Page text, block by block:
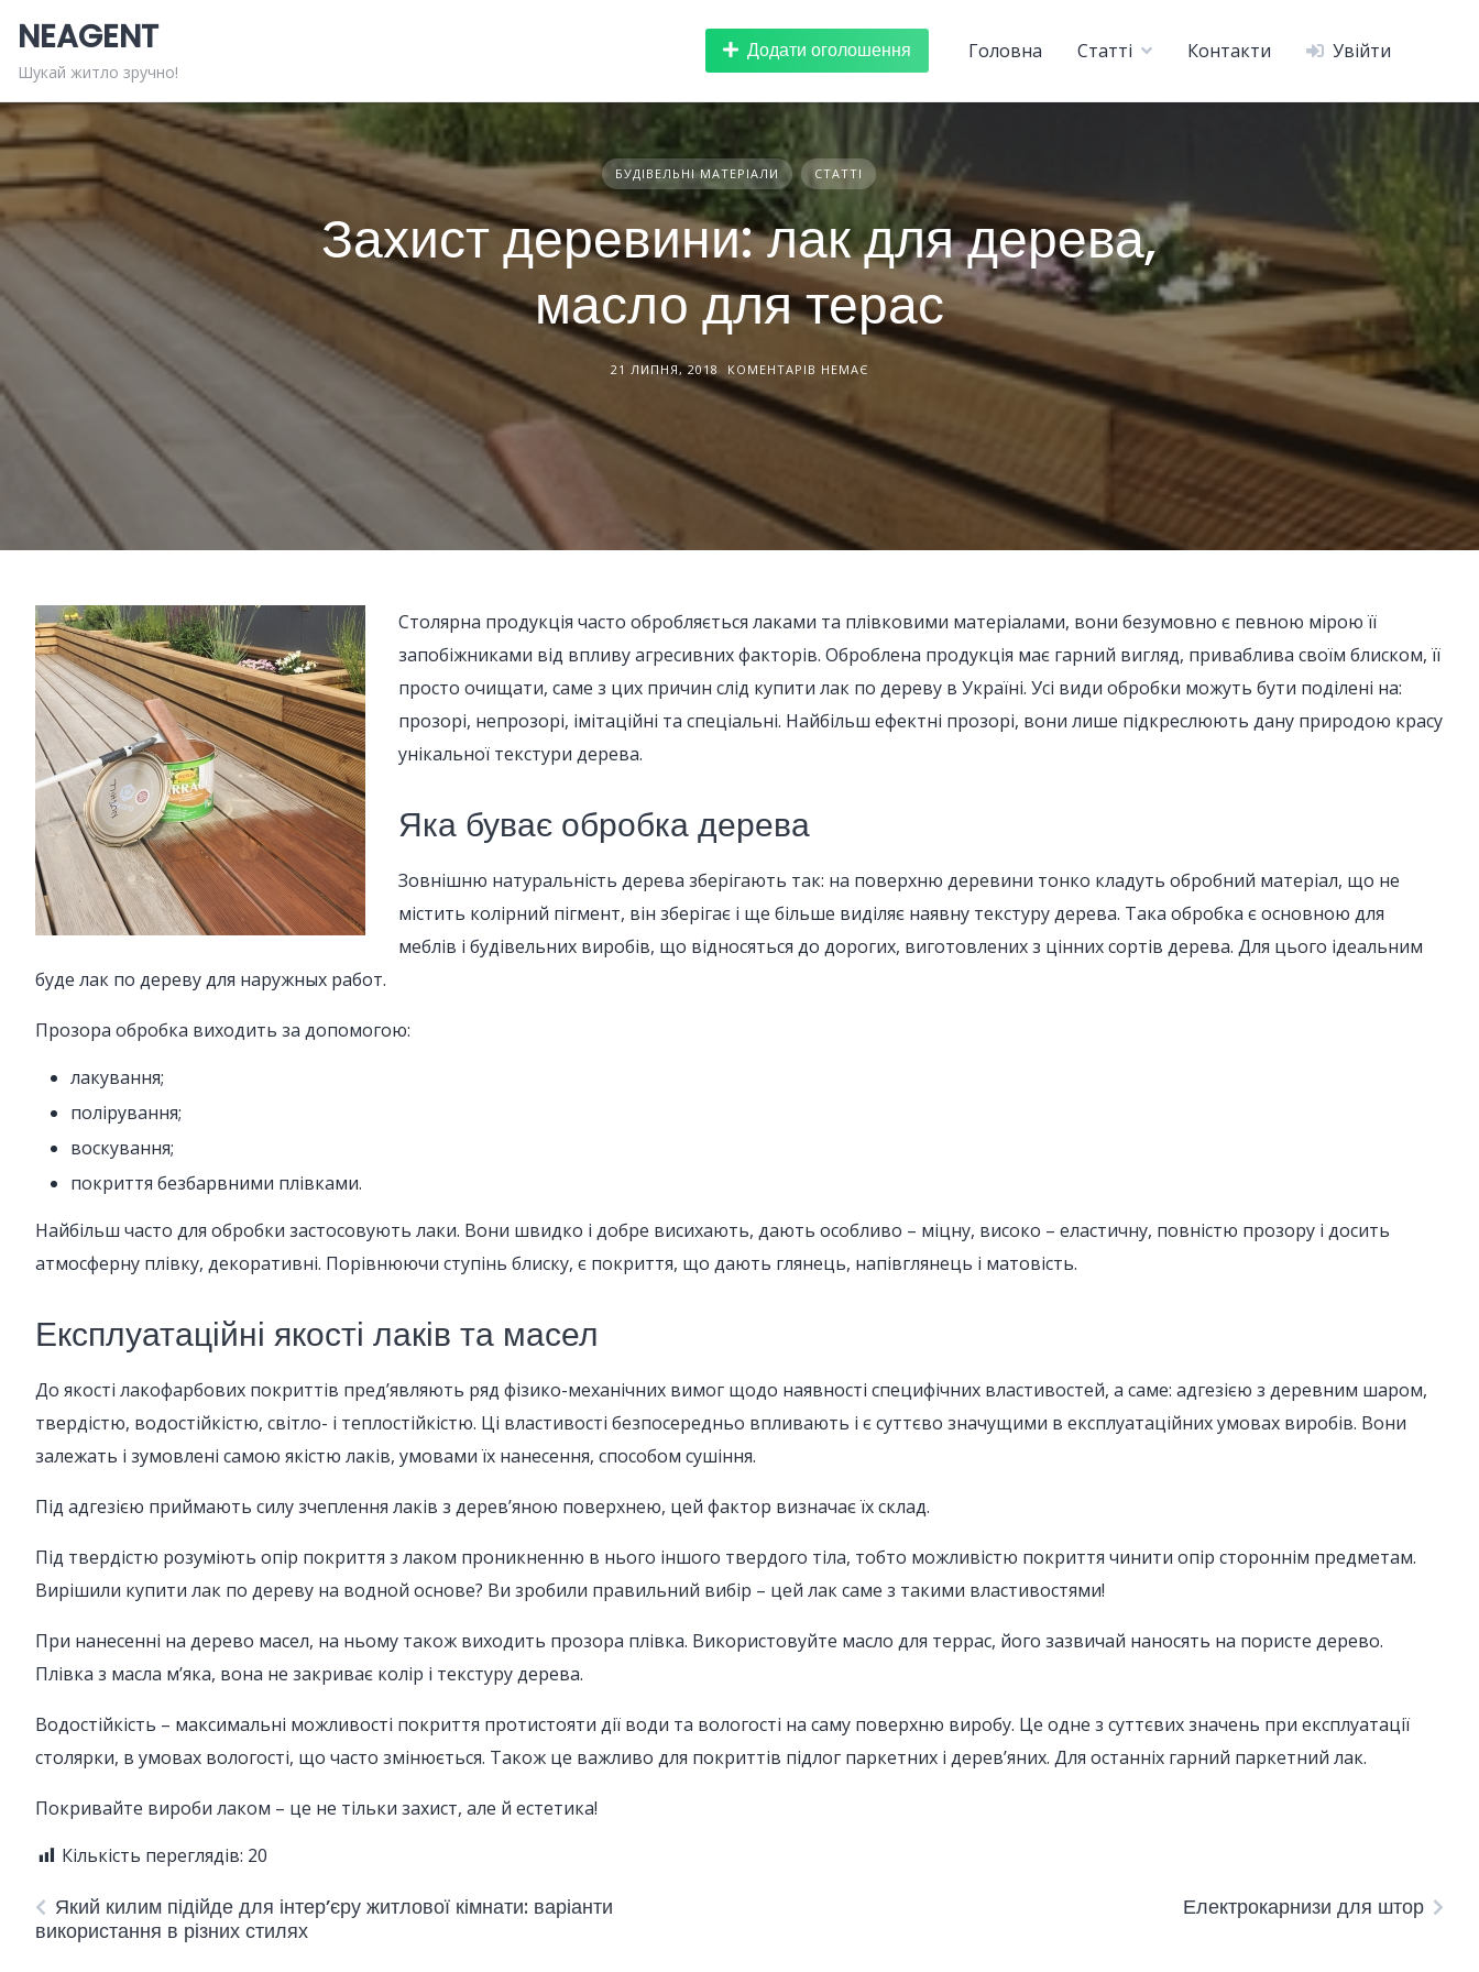
content
NEAGENT
Шукай житло зручно!
Головна Статті Контакти Увійти
Додати оголошення
БУДІВЕЛЬНІ МАТЕРІАЛИ СТАТТІ
Захист деревини: лак для дерева,
масло для терас
21 ЛИПНЯ, 2018 КОМЕНТАРІВ НЕМАЄ
Столярна продукція часто обробляється лаками та плівковими матеріалами, вони безумовно є певною мірою її
запобіжниками від впливу агресивних факторів. Оброблена продукція має гарний вигляд, приваблива своїм блиском, її
просто очищати, саме з цих причин слід купити лак по дереву в Україні. Усі види обробки можуть бути поділені на:
прозорі, непрозорі, імітаційні та спеціальні. Найбільш ефектні прозорі, вони лише підкреслюють дану природою красу
унікальної текстури дерева.
Яка буває обробка дерева
Зовнішню натуральність дерева зберігають так: на поверхню деревини тонко кладуть обробний матеріал, що не
містить колірний пігмент, він зберігає і ще більше виділяє наявну текстуру дерева. Така обробка є основною для
меблів і будівельних виробів, що відносяться до дорогих, виготовлених з цінних сортів дерева. Для цього ідеальним
буде лак по дереву для наружных работ.
Прозора обробка виходить за допомогою:
лакування;
полірування;
воскування;
покриття безбарвними плівками.
Найбільш часто для обробки застосовують лаки. Вони швидко і добре висихають, дають особливо – міцну, високо – еластичну, повністю прозору і досить
атмосферну плівку, декоративні. Порівнюючи ступінь блиску, є покриття, що дають глянець, напівглянець і матовість.
Експлуатаційні якості лаків та масел
До якості лакофарбових покриттів пред’являють ряд фізико-механічних вимог щодо наявності специфічних властивостей, а саме: адгезією з деревним шаром,
твердістю, водостійкістю, світло- і теплостійкістю. Ці властивості безпосередньо впливають і є суттєво значущими в експлуатаційних умовах виробів. Вони
залежать і зумовлені самою якістю лаків, умовами їх нанесення, способом сушіння.
Під адгезією приймають силу зчеплення лаків з дерев’яною поверхнею, цей фактор визначає їх склад.
Під твердістю розуміють опір покриття з лаком проникненню в нього іншого твердого тіла, тобто можливістю покриття чинити опір стороннім предметам.
Вирішили купити лак по дереву на водной основе? Ви зробили правильний вибір – цей лак саме з такими властивостями!
При нанесенні на дерево масел, на ньому також виходить прозора плівка. Використовуйте масло для террас, його зазвичай наносять на пористе дерево.
Плівка з масла м’яка, вона не закриває колір і текстуру дерева.
Водостійкість – максимальні можливості покриття протистояти дії води та вологості на саму поверхню виробу. Це одне з суттєвих значень при експлуатації
столярки, в умовах вологості, що часто змінюється. Також це важливо для покриттів підлог паркетних і дерев’яних. Для останніх гарний паркетний лак.
Покривайте вироби лаком – це не тільки захист, але й естетика!
Кількість переглядів: 20
Який килим підійде для інтер’єру житлової кімнати: варіанти
використання в різних стилях
Електрокарнизи для штор